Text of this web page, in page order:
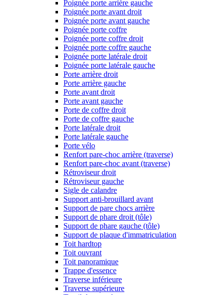
Poignée porte arrière gauche
Poignée porte avant droit
Poignée porte avant gauche
Poignée porte coffre
Poignée porte coffre droit
Poignée porte coffre gauche
Poignée porte latérale droit
Poignée porte latérale gauche
Porte arrière droit
Porte arrière gauche
Porte avant droit
Porte avant gauche
Porte de coffre droit
Porte de coffre gauche
Porte latérale droit
Porte latérale gauche
Porte vélo
Renfort pare-choc arrière (traverse)
Renfort pare-choc avant (traverse)
Rétroviseur droit
Rétroviseur gauche
Sigle de calandre
Support anti-brouillard avant
Support de pare chocs arrière
Support de phare droit (tôle)
Support de phare gauche (tôle)
Support de plaque d'immatriculation
Toit hardtop
Toit ouvrant
Toit panoramique
Trappe d'essence
Traverse inférieure
Traverse supérieure